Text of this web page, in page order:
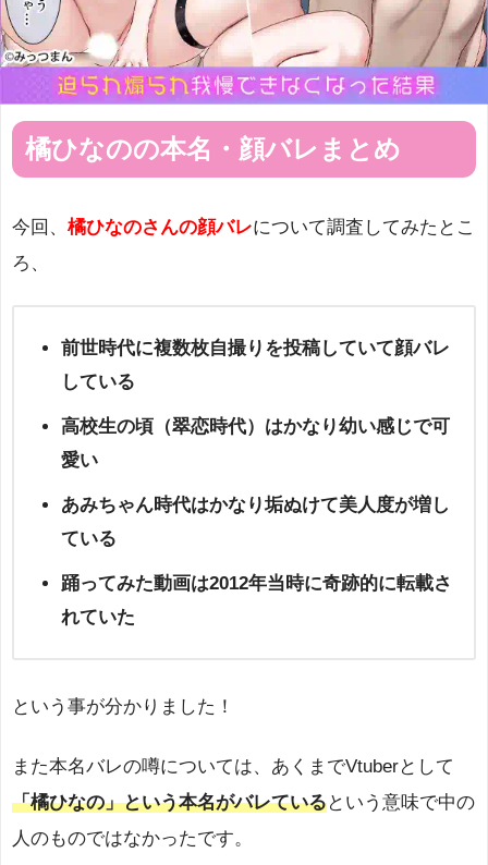
橘ひなのの本名・顔バレまとめ
今回、 橘ひなのさんの顔バレについて調査してみたとこ
ろ、
前世時代に複数枚自撮りを投稿していて顔バレ
している
高校生の頃（翠恋時代）はかなり幼い感じで可
愛い
あみちゃん時代はかなり垢ぬけて美人度が増し
ている
踊ってみた動画は2012年当時に奇跡的に転載さ
れていた
という事が分かりました！
また本名バレの噂については、あくまでVtuberとして
「橘ひなの」という本名がバレているという意味で中の
人のものではなかったです。